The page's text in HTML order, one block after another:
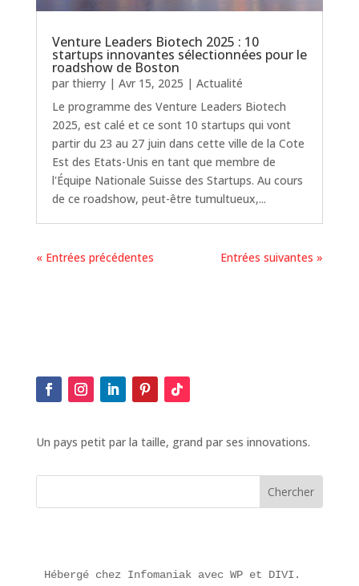
Venture Leaders Biotech 2025 : 10
startups innovantes sélectionnées pour le
roadshow de Boston
par thierry| Avr 15, 2025 | Actualité
Le programme des Venture Leaders Biotech
2025, est calé et ce sont 10 startups qui vont
partir du 23 au 27 juin dans cette ville de la Cote
Est des Etats-Unis en tant que membre de
l'Équipe Nationale Suisse des Startups. Au cours
de ce roadshow, peut-être tumultueux,...
« Entrées précédentes Entrées suivantes »
Un pays petit par la taille, grand par ses innovations.
Hébergé chez Infomaniak avec WP et DIVI.